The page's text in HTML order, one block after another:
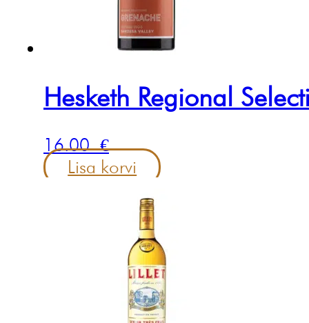
Hesketh Regional
16.00€
Lisa korvi